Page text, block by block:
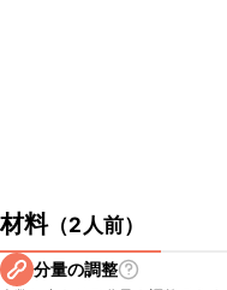
材料（2人前）
分量の調整